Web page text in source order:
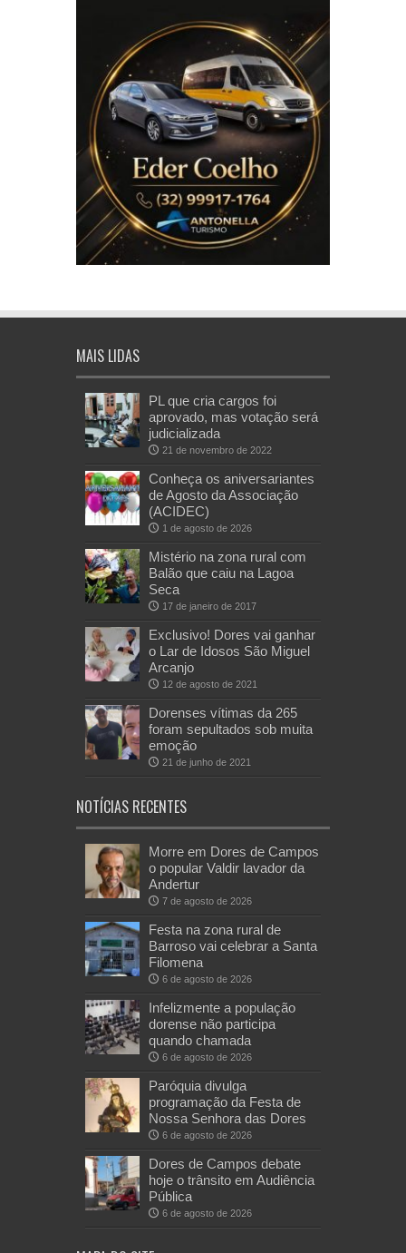
MAIS LIDAS
PL que cria cargos foi
aprovado, mas votação será
judicializada
21 de novembro de 2022
Conheça os aniversariantes
de Agosto da Associação
(ACIDEC)
1 de agosto de 2026
Mistério na zona rural com
Balão que caiu na Lagoa
Seca
17 de janeiro de 2017
Exclusivo! Dores vai ganhar
o Lar de Idosos São Miguel
Arcanjo
12 de agosto de 2021
Dorenses vítimas da 265
foram sepultados sob muita
emoção
21 de junho de 2021
NOTÍCIAS RECENTES
Morre em Dores de Campos
o popular Valdir lavador da
Andertur
7 de agosto de 2026
Festa na zona rural de
Barroso vai celebrar a Santa
Filomena
6 de agosto de 2026
Infelizmente a população
dorense não participa
quando chamada
6 de agosto de 2026
Paróquia divulga
programação da Festa de
Nossa Senhora das Dores
6 de agosto de 2026
Dores de Campos debate
hoje o trânsito em Audiência
Pública
6 de agosto de 2026